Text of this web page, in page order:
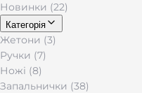
Новинки (22)
Категорія
Жетони (3)
Ручки (7)
Ножі (8)
Запальнички (38)